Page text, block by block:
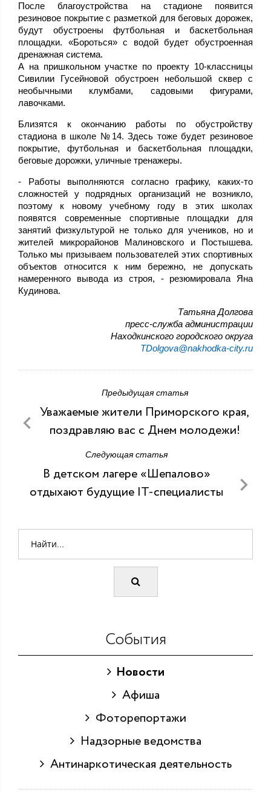
После благоустройства на стадионе появится
резиновое покрытие с разметкой для беговых дорожек,
будут обустроены футбольная и баскетбольная
площадки. «Бороться» с водой будет обустроенная
дренажная система.
А на пришкольном участке по проекту 10-классницы
Сивилии Гусейновой обустроен небольшой сквер с
необычными клумбами, садовыми фигурами,
лавочками.
Близятся к окончанию работы по обустройству
стадиона в школе №14. Здесь тоже будет резиновое
покрытие, футбольная и баскетбольная площадки,
беговые дорожки, уличные тренажеры.
- Работы выполняются согласно графику, каких-то
сложностей у подрядных организаций не возникло,
поэтому к новому учебному году в этих школах
появятся современные спортивные площадки для
занятий физкультурой не только для учеников, но и
жителей микрорайонов Малиновского и Постышева.
Только мы призываем пользователей этих спортивных
объектов относится к ним бережно, не допускать
намеренного вывода из строя, - резюмировала Яна
Кудинова.
Татьяна Долгова
пресс-служба администрации
Находкинского городского округа
TDolgova@nakhodka-city.ru
Предыдущая статья
Уважаемые жители Приморского края,
поздравляю вас с Днем молодежи!
Следующая статья
В детском лагере «Шепалово»
отдыхают будущие IT-специалисты
События
Новости
Афиша
Фоторепортажи
Надзорные ведомства
Антинаркотическая деятельность